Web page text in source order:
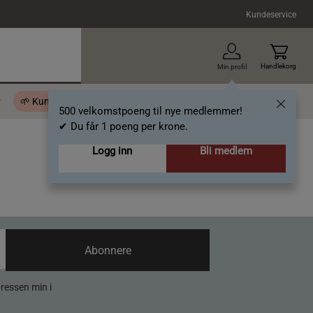
Kundeservice
Min profil
500 velkomstpoeng til nye medlemmer!
✔ Du får 1 poeng per krone.
Logg inn
Bli medlem
Handlekorg
🌱 Kundeklubb - 500 velkomstpoeng Gavekort
min i
Abonnere